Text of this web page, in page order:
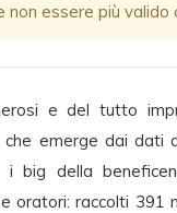
non essere più valido
e del tutto
emerge dai dati
big della
oratori: raccolti 391